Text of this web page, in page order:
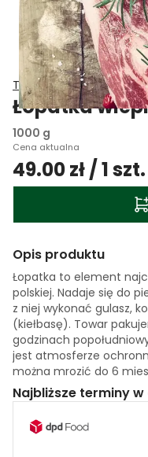
Tradycyjne
Łopatka
1000 g
Cena aktualna
49.00 zł / 1 szt.
Opis produktu
Łopatka to element
polskiej. Nadaje się do
z niej wykonać gulasz,
(kiełbasę). Towar
godzinach
jest atmosferze
można mrozić do 6
Najbliższe terminy